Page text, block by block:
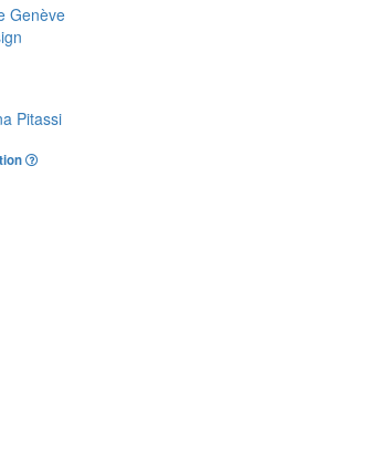
Genève
Pitassi